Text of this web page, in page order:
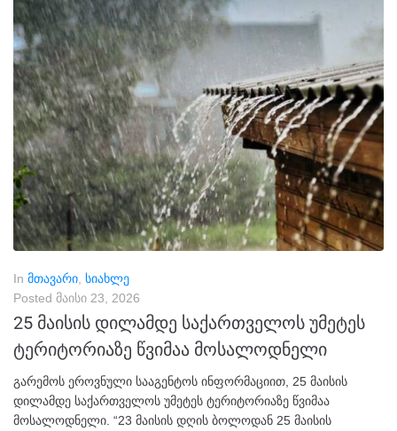
In მთავარი სიახლე
Posted მაისი 23, 2026
25 მაისის დილამდე საქართველოს უმეტეს
ტერიტორიაზე წვიმაა მოსალოდნელი
გარემოს ეროვნული სააგენტოს ინფორმაციით, 25 მაისის
დილამდე საქართველოს უმეტეს ტერიტორიაზე წვიმაა
მოსალოდნელი. “23 მაისის დღის ბოლოდან 25 მაისის